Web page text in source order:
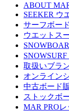
ABOUT
SEEKER ウ
サーフボー
ウエットス
取扱いブラ
オンライン
中古ボード
ストックボ
MAR PROレ